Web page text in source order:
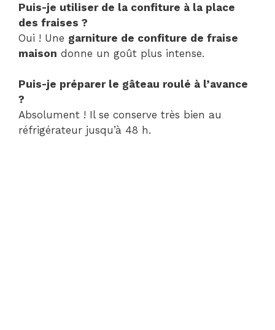
Puis-je utiliser de la confiture à la place
des fraises ?
Oui ! Une garniture de confiture de fraise
maison donne un goût plus intense.
Puis-je préparer le gâteau roulé à l’avance
?
Absolument ! Il se conserve très bien au
réfrigérateur jusqu’à 48 h.